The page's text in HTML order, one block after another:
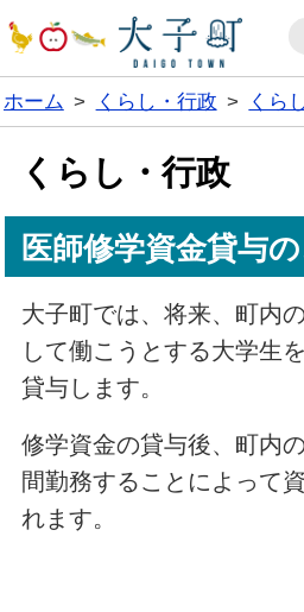
ホーム > くらし・行政 > くら
くらし・行政
医師修学資金貸与
大子町では、将来、町内
して働こうとする大学生
貸与します。
修学資金の貸与後、町内
間勤務することによって
れます。